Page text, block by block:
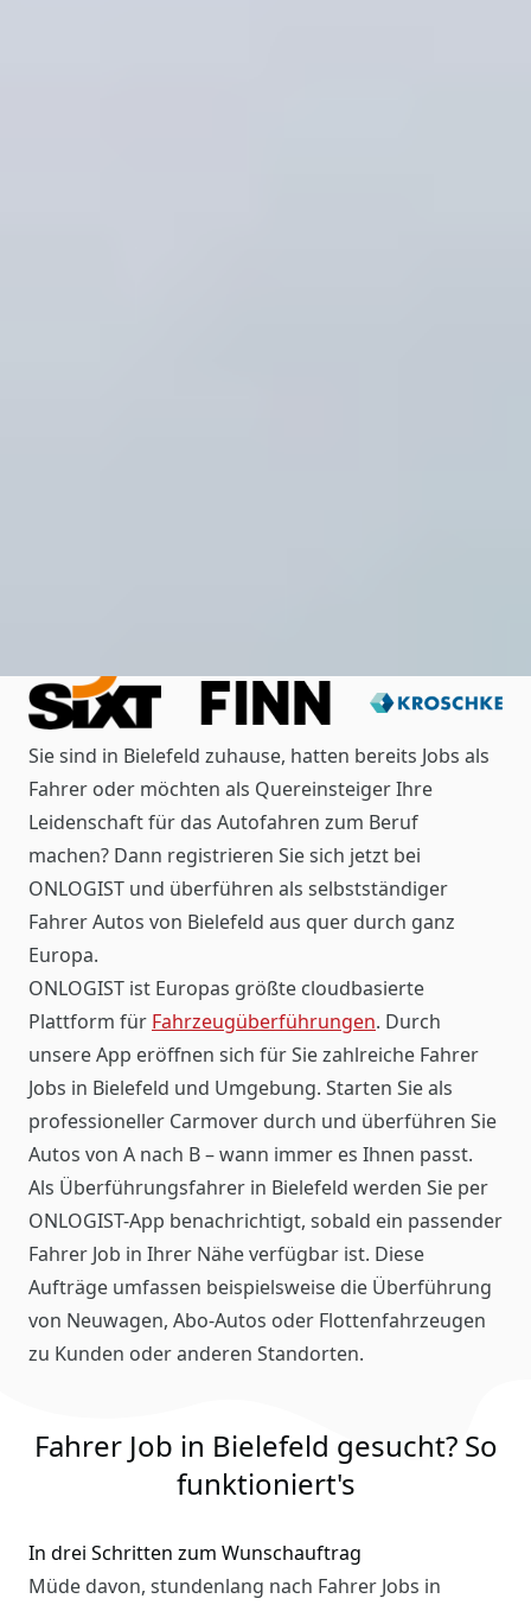
Sie sind in Bielefeld zuhause, hatten bereits Jobs als
Fahrer oder möchten als Quereinsteiger Ihre
Leidenschaft für das Autofahren zum Beruf
machen? Dann registrieren Sie sich jetzt bei
ONLOGIST und überführen als selbstständiger
Fahrer Autos von Bielefeld aus quer durch ganz
Europa.
ONLOGIST ist Europas größte cloudbasierte
Plattform für Fahrzeugüberführungen. Durch
unsere App eröffnen sich für Sie zahlreiche Fahrer
Jobs in Bielefeld und Umgebung. Starten Sie als
professioneller Carmover durch und überführen Sie
Autos von A nach B – wann immer es Ihnen passt.
Als Überführungsfahrer in Bielefeld werden Sie per
ONLOGIST-App benachrichtigt, sobald ein passender
Fahrer Job in Ihrer Nähe verfügbar ist. Diese
Aufträge umfassen beispielsweise die Überführung
von Neuwagen, Abo-Autos oder Flottenfahrzeugen
zu Kunden oder anderen Standorten.
Fahrer Job in Bielefeld gesucht? So
funktioniert's
In drei Schritten zum Wunschauftrag
Müde davon, stundenlang nach Fahrer Jobs in